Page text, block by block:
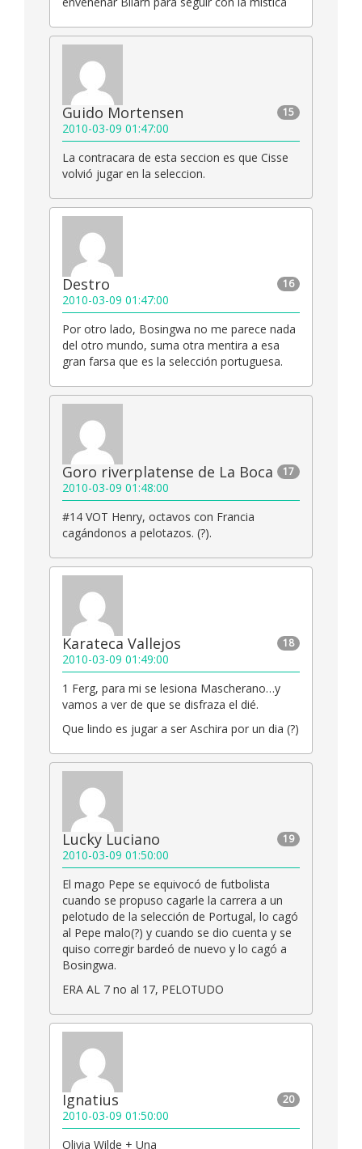
15
Guido Mortensen
2010-03-09 01:47:00
La contracara de esta seccion es que Cisse
volvió jugar en la seleccion.
16
Destro
2010-03-09 01:47:00
Por otro lado, Bosingwa no me parece nada
del otro mundo, suma otra mentira a esa
gran farsa que es la selección portuguesa.
17
Goro riverplatense de La Boca
2010-03-09 01:48:00
#14 VOT Henry, octavos con Francia
cagándonos a pelotazos. (?).
18
Karateca Vallejos
2010-03-09 01:49:00
1 Ferg, para mi se lesiona Mascherano…y
vamos a ver de que se disfraza el dié.
Que lindo es jugar a ser Aschira por un dia (?)
19
Lucky Luciano
2010-03-09 01:50:00
El mago Pepe se equivocó de futbolista
cuando se propuso cagarle la carrera a un
pelotudo de la selección de Portugal, lo cagó
al Pepe malo(?) y cuando se dio cuenta y se
quiso corregir bardeó de nuevo y lo cagó a
Bosingwa.
ERA AL 7 no al 17, PELOTUDO
20
Ignatius
2010-03-09 01:50:00
Olivia Wilde + Una